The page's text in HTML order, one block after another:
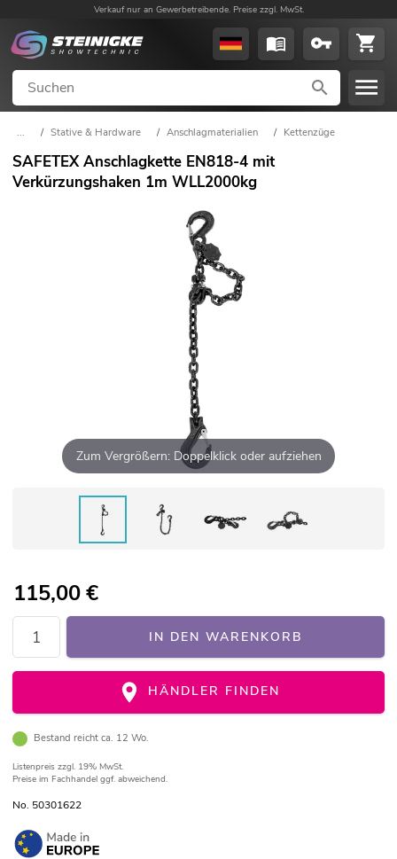
Verkauf nur an Gewerbetreibende. Preise zzgl. MwSt.
... / Stative & Hardware / Anschlagmaterialien / Kettenzüge
SAFETEX Anschlagkette EN818-4 mit
Verkürzungshaken 1m WLL2000kg
Zum Vergrößern: Doppelklick oder aufziehen
115,00€
IN DEN WARENKORB
HÄNDLER FINDEN
Bestand reicht ca. 12 Wo.
Listenpreis zzgl. 19% MwSt.
Preise im Fachhandel ggf. abweichend.
No. 50301622